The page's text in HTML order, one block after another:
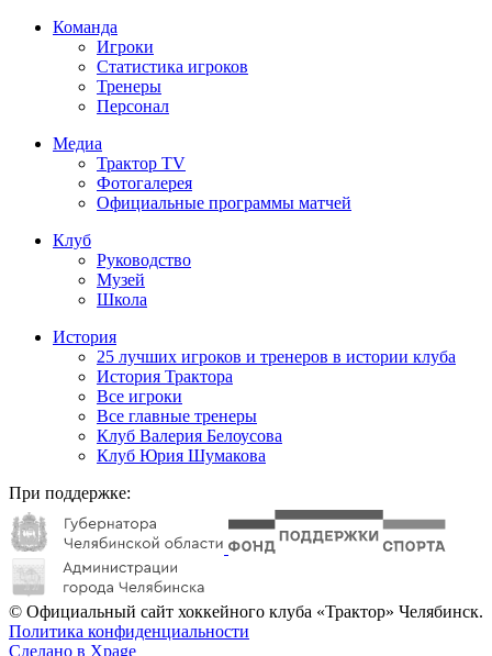
Команда
Игроки
Статистика игроков
Тренеры
Персонал
Медиа
Трактор TV
Фотогалерея
Официальные программы матчей
Клуб
Руководство
Музей
Школа
История
25 лучших игроков и тренеров в истории клуба
История Трактора
Все игроки
Все главные тренеры
Клуб Валерия Белоусова
Клуб Юрия Шумакова
При поддержке:
© Официальный сайт хоккейного клуба «Трактор» Челябинск.
Политика конфиденциальности
Сделано в Xpage